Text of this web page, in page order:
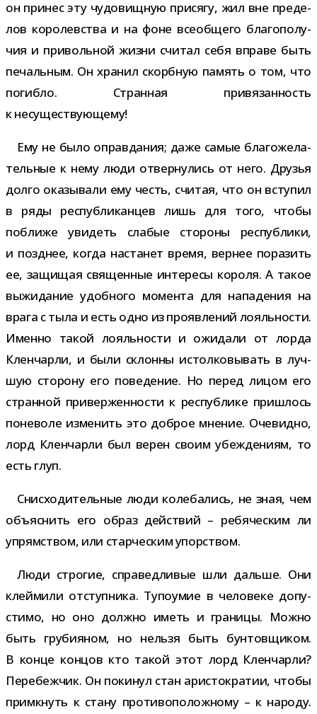
он при­нес эту чудо­вищ­ную при­сягу, жил вне пре­де­
лов коро­лев­ства и на фоне все­об­щего бла­го­по­лу­
чия и при­воль­ной жизни счи­тал себя вправе быть
печаль­ным. Он хра­нил скорб­ную память о том, что
погибло. Странная при­вя­зан­ность
к несуществующему!
Ему не было оправ­да­ния; даже самые бла­го­же­ла­
тель­ные к нему люди отвер­ну­лись от него. Друзья
долго ока­зы­вали ему честь, счи­тая, что он всту­пил
в ряды рес­пуб­ли­кан­цев лишь для того, чтобы
поближе уви­деть сла­бые сто­роны рес­пуб­лики,
и позд­нее, когда наста­нет время, вер­нее пора­зить
ее, защи­щая свя­щен­ные инте­ресы короля. А такое
выжи­да­ние удоб­ного момента для напа­де­ния на
врага с тыла и есть одно из про­яв­ле­ний лояль­но­сти.
Именно такой лояль­но­сти и ожи­дали от лорда
Кленчарли, и были склонны истол­ко­вы­вать в луч­
шую сто­рону его пове­де­ние. Но перед лицом его
стран­ной при­вер­жен­но­сти к рес­пуб­лике при­шлось
поне­воле изме­нить это доб­рое мне­ние. Очевидно,
лорд Кленчарли был верен своим убеж­де­ниям, то
есть глуп.
Снисходительные люди коле­ба­лись, не зная, чем
объ­яс­нить его образ дей­ствий – ребя­че­ским ли
упрям­ством, или стар­че­ским упорством.
Люди стро­гие, спра­вед­ли­вые шли дальше. Они
клей­мили отступ­ника. Тупоумие в чело­веке допу­
стимо, но оно должно иметь и гра­ницы. Можно
быть гру­би­я­ном, но нельзя быть бун­тов­щи­ком.
В конце кон­цов кто такой этот лорд Кленчарли?
Перебежчик. Он поки­нул стан ари­сто­кра­тии, чтобы
при­мкнуть к стану про­ти­во­по­лож­ному – к народу.